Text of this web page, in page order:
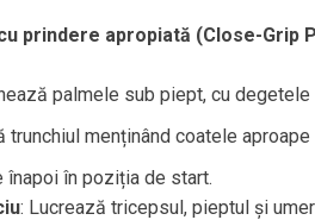
prindere apropiată (Close-Grip
palmele sub piept, cu degetele
trunchiul menținând coatele
înapoi în poziția de start.
: Lucrează tricepsul, pieptul și